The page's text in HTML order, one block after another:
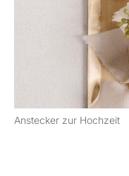
Anstecker zur Hochzeit